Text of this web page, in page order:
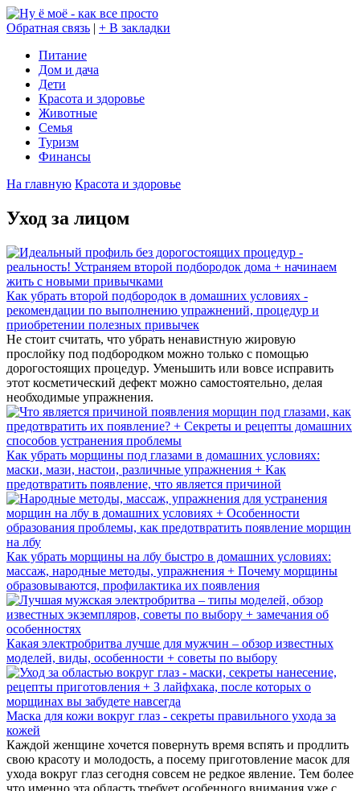
Обратная связь | + В закладки
Питание
Дом и дача
Дети
Красота и здоровье
Животные
Семья
Туризм
Финансы
На главную Красота и здоровье
Уход за лицом
Как убрать второй подбородок в домашних условиях -
рекомендации по выполнению упражнений, процедур и
приобретении полезных привычек
Не стоит считать, что убрать ненавистную жировую
прослойку под подбородком можно только с помощью
дорогостоящих процедур. Уменьшить или вовсе исправить
этот косметический дефект можно самостоятельно, делая
необходимые упражнения.
Как убрать морщины под глазами в домашних условиях:
маски, мази, настои, различные упражнения + Как
предотвратить появление, что является причиной
Как убрать морщины на лбу быстро в домашних условиях:
массаж, народные методы, упражнения + Почему морщины
образовываются, профилактика их появления
Какая электробритва лучше для мужчин – обзор известных
моделей, виды, особенности + советы по выбору
Маска для кожи вокруг глаз - секреты правильного ухода за
кожей
Каждой женщине хочется повернуть время вспять и продлить
свою красоту и молодость, а посему приготовление масок для
ухода вокруг глаз сегодня совсем не редкое явление. Тем более
что именно эта область требует особенного внимания уже с